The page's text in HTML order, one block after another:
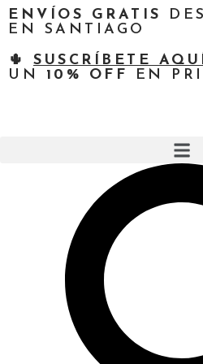
ENVÍOS GRATIS
EN SANTIAGO
🌵 SUSCRÍBETE
UN 10% OFF EN